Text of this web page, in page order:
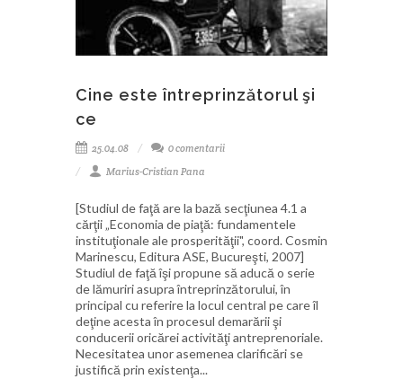
Cine este întreprinzătorul şi
ce
25.04.08
0 comentarii
Marius-Cristian Pana
[Studiul de faţă are la bază secţiunea 4.1 a
cărţii „Economia de piaţă: fundamentele
instituţionale ale prosperităţii", coord. Cosmin
Marinescu, Editura ASE, Bucureşti, 2007]
Studiul de faţă îşi propune să aducă o serie
de lămuriri asupra întreprinzătorului, în
principal cu referire la locul central pe care îl
deţine acesta în procesul demarării şi
conducerii oricărei activităţi antreprenoriale.
Necesitatea unor asemenea clarificări se
justifică prin existenţa...